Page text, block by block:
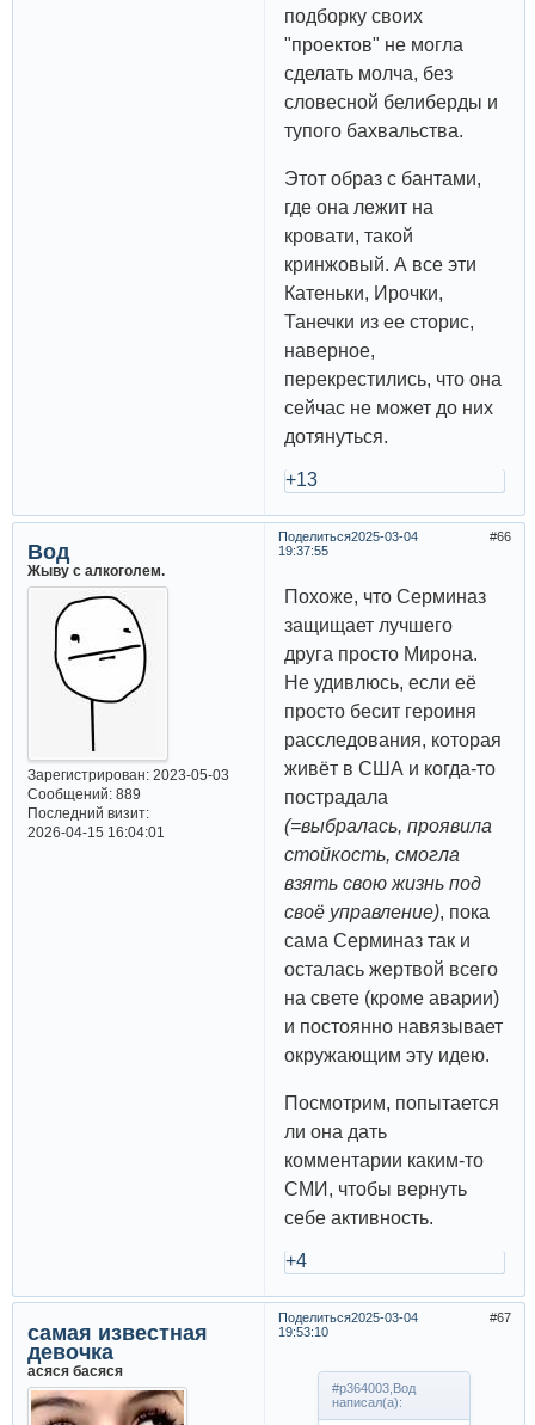
подборку своих
"проектов" не могла
сделать молча, без
словесной белиберды и
тупого бахвальства.
Этот образ с бантами,
где она лежит на
кровати, такой
кринжовый. А все эти
Катеньки, Ирочки,
Танечки из ее сторис,
наверное,
перекрестились, что она
сейчас не может до них
дотянуться.
+13
Поделиться 66
2025-03-04
19:37:55
Вод
Жыву с алкоголем.
Зарегистрирован: 2023-05-03
Сообщений:889
Последний визит:
2026-04-15 16:04:01
Похоже, что Серминаз
защищает лучшего
друга просто Мирона.
Не удивлюсь, если её
просто бесит героиня
расследования, которая
живёт в США и когда-то
пострадала
(=выбралась, проявила
стойкость, смогла
взять свою жизнь под
своё управление), пока
сама Серминаз так и
осталась жертвой всего
на свете (кроме аварии)
и постоянно навязывает
окружающим эту идею.
Посмотрим, попытается
ли она дать
комментарии каким-то
СМИ, чтобы вернуть
себе активность.
+4
Поделиться 67
2025-03-04
19:53:10
самая известная
девочка
асяся басяся
#p364003,Вод
написал(а):